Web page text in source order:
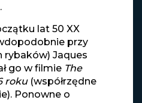
lat 50 XX
przy
Jaques
go w filmie The
roku(współrzędne
Ponowne o